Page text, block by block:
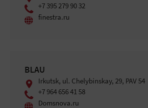
+7 395 279 90 32
finestra.ru
BLAU
Irkutsk, ul. Chelybinskay, 29, PAV 54
+7 964 656 41 58
Domsnova.ru